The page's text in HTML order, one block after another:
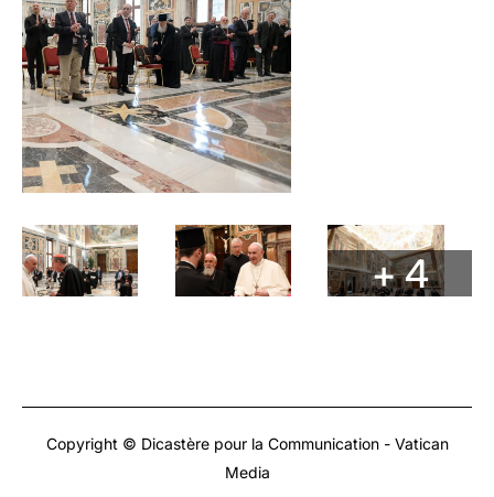
+ 4
Copyright © Dicastère pour la Communication - Vatican
Media